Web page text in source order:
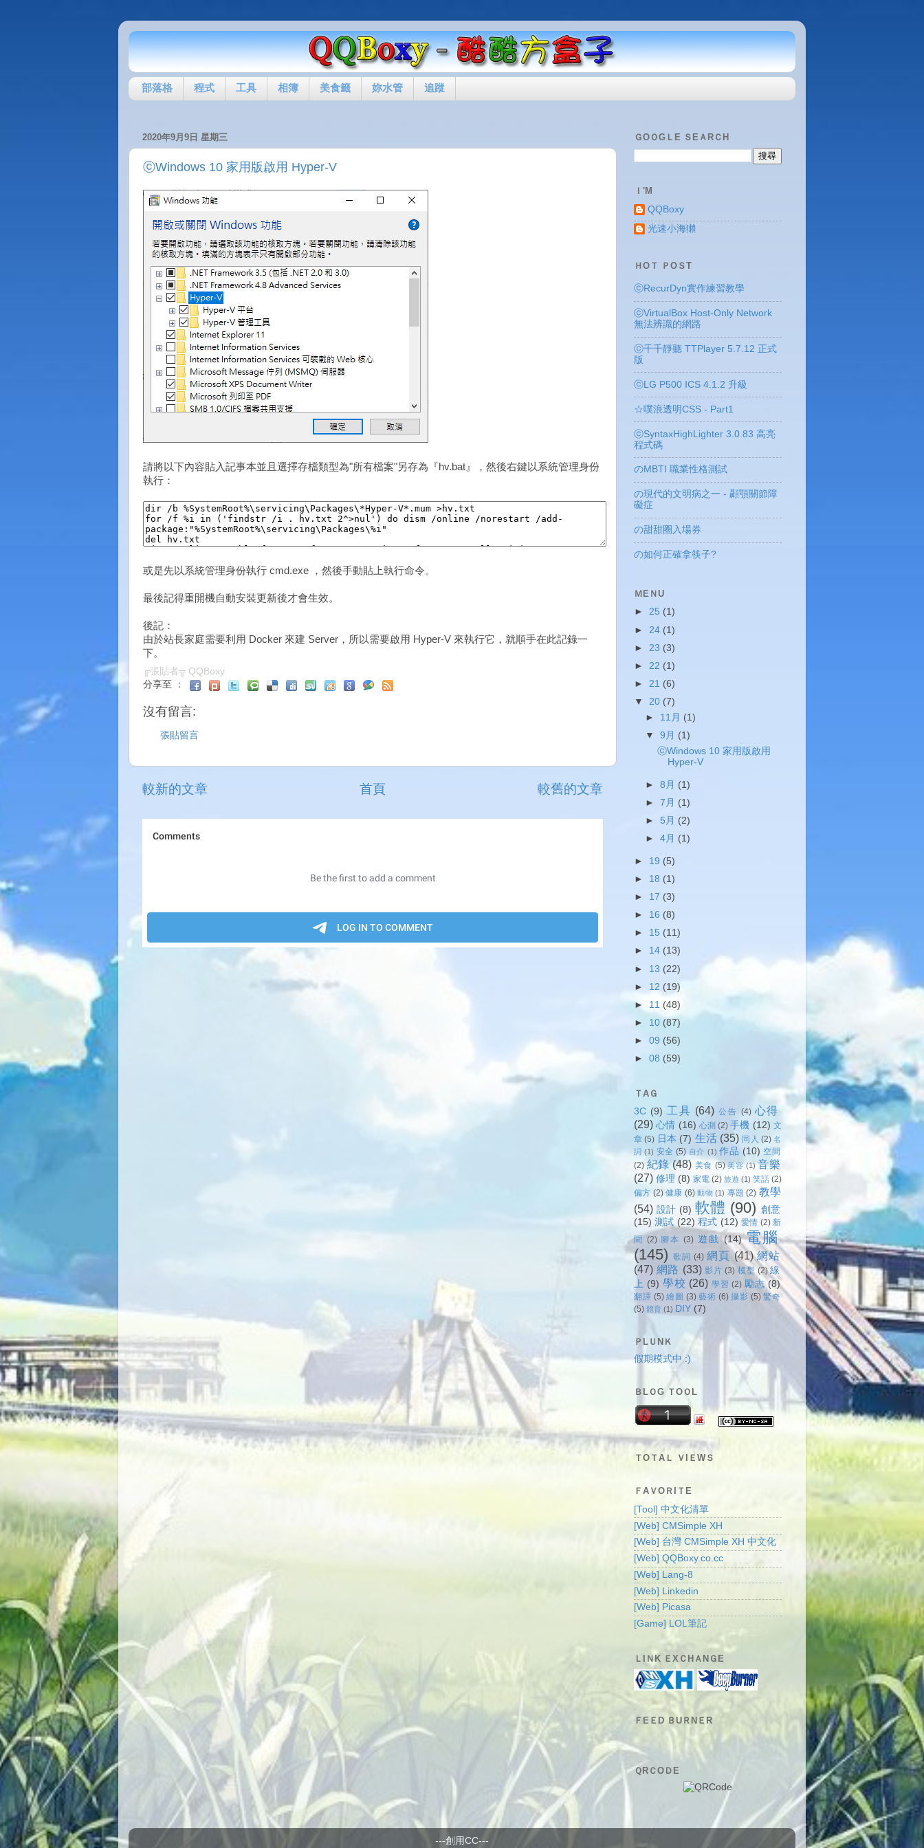
部落格 程式 工具 相簿 美食籤 妳水管 追蹤
2020年9月9日 星期三
ⓒWindows 10 家用版啟用 Hyper-V
請將以下內容貼入記事本並且選擇存檔類型為"所有檔案"另存為『hv.bat』，然後右鍵以系統管理身份
執行：
或是先以系統管理身份執行 cmd.exe ，然後手動貼上執行命令。
最後記得重開機自動安裝更新後才會生效。
後記：
由於站長家庭需要利用 Docker 來建 Server，所以需要啟用 Hyper-V 來執行它，就順手在此記錄一
下。
╔張貼者╦ QQBoxy
分享至 ：
沒有留言:
張貼留言
較新的文章 較舊的文章
首頁
ＧOＯGＬE ＳEＡRＣH
Ｉ'M
QQBoxy
光速小海獺
ＨOＴ ＰOＳT
ⓒRecurDyn實作練習教學
ⓒVirtualBox Host-Only Network
無法辨識的網路
ⓒ千千靜聽 TTPlayer 5.7.12 正式
版
ⓒLG P500 ICS 4.1.2 升級
☆噗浪透明CSS - Part1
ⓒSyntaxHighLighter 3.0.83 高亮
程式碼
のMBTI 職業性格測試
の現代的文明病之一 - 顳顎關節障
礙症
の甜甜圈入場券
の如何正確拿筷子?
ＭEＮU
► 25 (1)
► 24 (1)
► 23 (3)
► 22 (1)
► 21 (6)
▼ 20 (7)
► 11月 (1)
▼9月 (1)
ⓒWindows 10 家用版啟用
Hyper-V
►8月 (1)
►7月 (1)
► 5月 (2)
►4月 (1)
► 19 (5)
► 18 (1)
► 17 (3)
► 16 (8)
► 15 (11)
► 14 (13)
► 13 (22)
► 12 (19)
► 11 (48)
► 10 (87)
► 09 (56)
► 08 (59)
ＴAＧ
3C (9) 工具 (64) 公告 (4) 心得
(29) 心情 (16) 心測 (2) 手機 (12) 文
章 (5) 日本 (7) 生活 (35) 同人 (2) 名
詞 (1) 安全 (5) 自介 (1) 作品 (10) 空間
(2) 紀錄 (48) 美食 (5) 美容 (1) 音樂
(27) 修理 (8) 家電 (2) 旅遊 (1) 笑話 (2)
偏方 (2) 健康 (6) 動物 (1) 專題 (2) 教學
(54) 設計 (8) 軟體 (90) 創意
(15) 測試 (22) 程式 (12) 愛情 (2) 新
聞 (2) 腳本 (3) 遊戲 (14) 電腦
(145) 歌詞 (4) 網頁 (41) 網站
(47) 網路 (33) 影片 (3) 模型 (2) 線
上 (9) 學校 (26) 學習 (2) 勵志 (8)
翻譯 (5) 繪圖 (3) 藝術 (6) 攝影 (5) 驚奇
(5) 體育 (1) DIY (7)
ＰLＵNＫ
假期模式中 :)
ＢLＯG ＴOＯL
ＴOＴAＬ ＶIＥWＳ
ＦAＶOＲIＴE
[Tool] 中文化清單
[Web] CMSimple XH
[Web] 台灣 CMSimple XH 中文化
[Web] QQBoxy.co.cc
[Web] Lang-8
[Web] Linkedin
[Web] Picasa
[Game] LOL筆記
ＬIＮK ＥXＣHＡNＧE
ＦEＥD ＢUＲNＥR
ＱRＣOＤE
---創用CC---